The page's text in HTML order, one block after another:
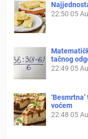
22:50 05
tačnog
22:49 05
voćem
22:48 05